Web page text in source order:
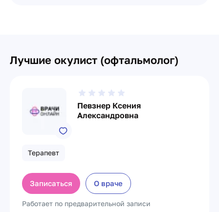
Лучшие окулист (офтальмолог)
Певзнер Ксения
Александровна
Терапевт
Записаться О враче
Работает по предварительной записи